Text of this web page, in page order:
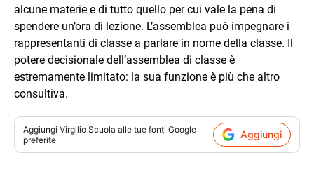
alcune materie e di tutto quello per cui vale la pena di
spendere un’ora di lezione. L’assemblea può impegnare i
rappresentanti di classe a parlare in nome della classe. Il
potere decisionale dell’assemblea di classe è
estremamente limitato: la sua funzione è più che altro
consultiva.
Aggiungi Virgilio Scuola alle tue fonti Google
preferite
Aggiungi